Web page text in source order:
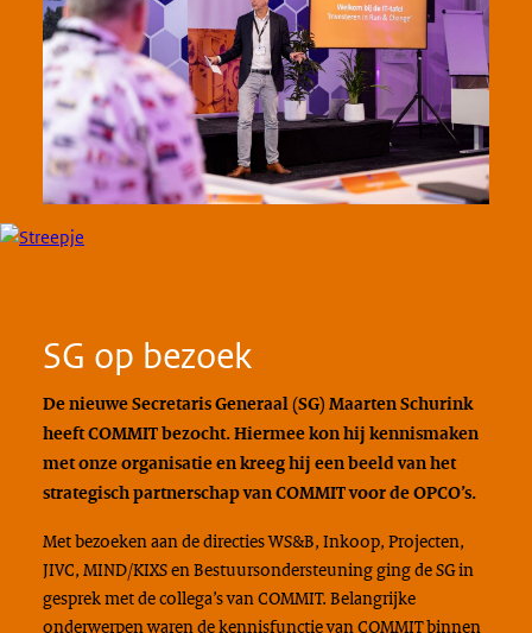
SG op bezoek
De nieuwe Secretaris Generaal (SG) Maarten Schurink
heeft COMMIT bezocht. Hiermee kon hij kennismaken
met onze organisatie en kreeg hij een beeld van het
strategisch partnerschap van COMMIT voor de OPCO’s.
Met bezoeken aan de directies WS&B, Inkoop, Projecten,
JIVC, MIND/KIXS en Bestuursondersteuning ging de SG in
gesprek met de collega’s van COMMIT. Belangrijke
onderwerpen waren de kennisfunctie van COMMIT binnen